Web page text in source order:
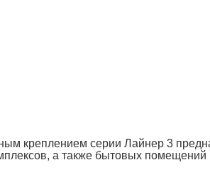
креплением серии Лайнер 3
а также бытовых помещений